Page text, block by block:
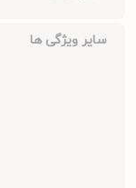
سایر ویژگی ها